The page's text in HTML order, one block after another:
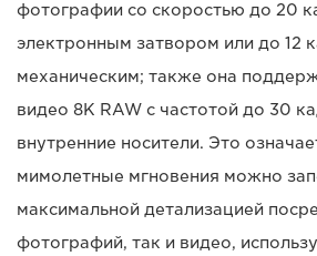
фотографии со скоростью до 20
электронным затвором или до 12
механическим; также она
видео 8K RAW с частотой до 30
внутренние носители. Это
мимолетные мгновения можно
максимальной детализацией
фотографий, так и видео,